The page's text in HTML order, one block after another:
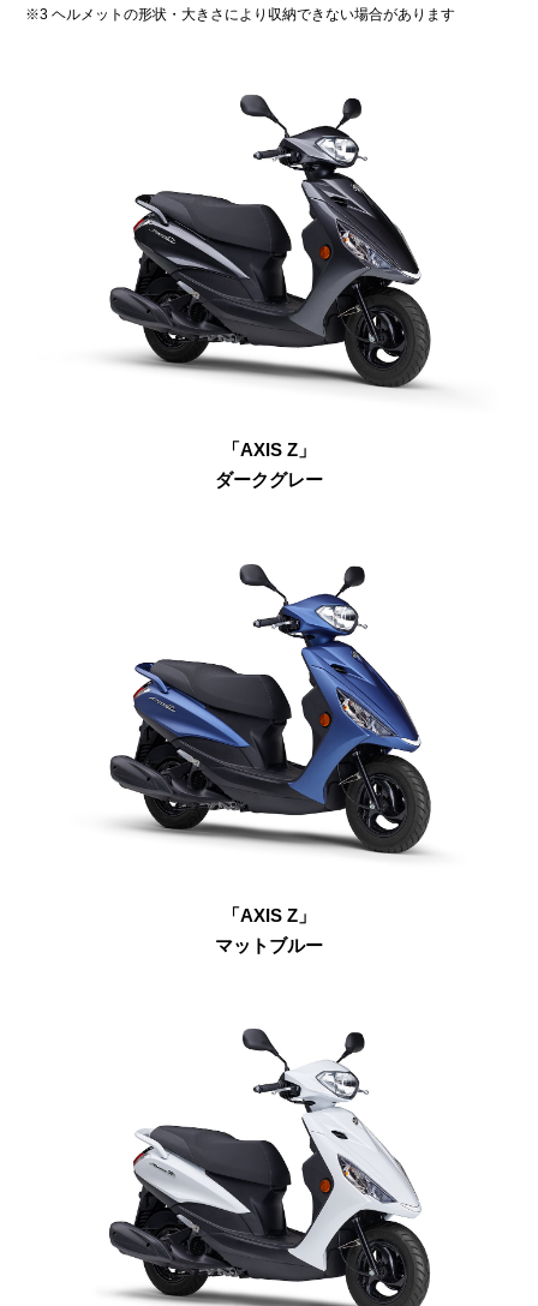
※3 ヘルメットの形状・大きさにより収納できない場合があります
「AXIS Z」
ダークグレー
「AXIS Z」
マットブルー